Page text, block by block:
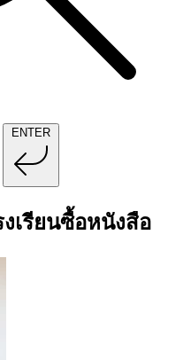
ENTER
เรียนซื้อหนังสือ